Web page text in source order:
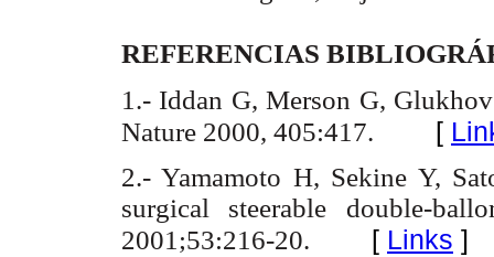
REFERENCIAS
1.- Iddan G, Merson G,
Nature 2000, 405:417. [
2.- Yamamoto H, Sekine Y,
surgical steerable double-
2001;53:216-20. [ Links ]